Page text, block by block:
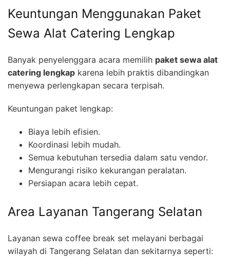
Keuntungan Menggunakan Paket
Sewa Alat Catering Lengkap
Banyak penyelenggara acara memilih paket sewa alat
catering lengkap karena lebih praktis dibandingkan
menyewa perlengkapan secara terpisah.
Keuntungan paket lengkap:
Biaya lebih efisien.
Koordinasi lebih mudah.
Semua kebutuhan tersedia dalam satu vendor.
Mengurangi risiko kekurangan peralatan.
Persiapan acara lebih cepat.
Area Layanan Tangerang Selatan
Layanan sewa coffee break set melayani berbagai
wilayah di Tangerang Selatan dan sekitarnya seperti: